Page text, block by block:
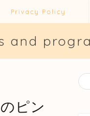
Privacy Policy
and
ピン